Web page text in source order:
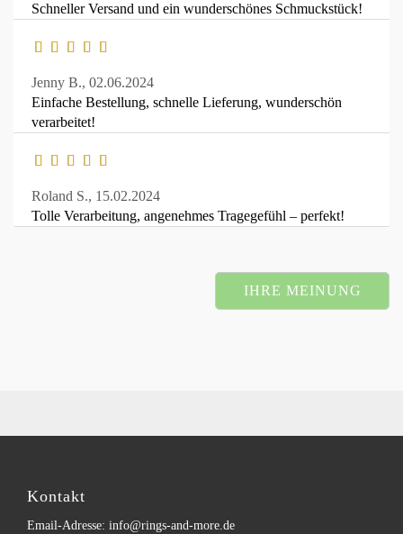
Schneller Versand und ein wunderschönes Schmuckstück!
Jenny B., 02.06.2024
Einfache Bestellung, schnelle Lieferung, wunderschön
verarbeitet!
Roland S., 15.02.2024
Tolle Verarbeitung, angenehmes Tragegefühl – perfekt!
IHRE MEINUNG
Kontakt
Email-Adresse: info@rings-and-more.de